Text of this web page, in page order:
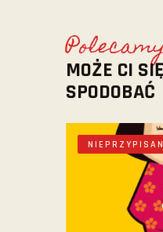
MOŻE CI
SPODOBAĆ